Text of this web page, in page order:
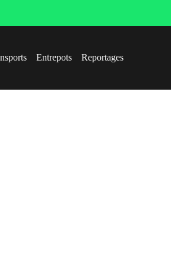
Entrepots Reportages